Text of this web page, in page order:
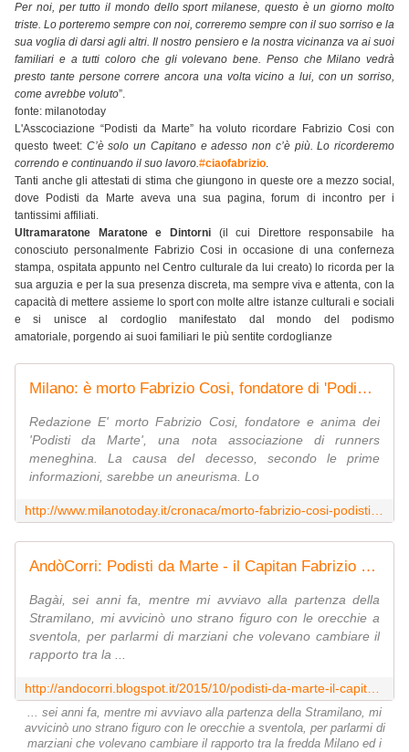
Per noi, per tutto il mondo dello sport milanese, questo è un giorno molto
triste. Lo porteremo sempre con noi, correremo sempre con il suo sorriso e la
sua voglia di darsi agli altri. Il nostro pensiero e la nostra vicinanza va ai suoi
familiari e a tutti coloro che gli volevano bene. Penso che Milano vedrà
presto tante persone correre ancora una volta vicino a lui, con un sorriso,
come avrebbe voluto”.
fonte: milanotoday
L'Asscociazione “Podisti da Marte” ha voluto ricordare Fabrizio Cosi con
questo tweet: C’è solo un Capitano e adesso non c’è più. Lo ricorderemo
correndo e continuando il suo lavoro.#ciaofabrizio.
Tanti anche gli attestati di stima che giungono in queste ore a mezzo social,
dove Podisti da Marte aveva una sua pagina, forum di incontro per i
tantissimi affiliati.
Ultramaratone Maratone e Dintorni (il cui Direttore responsabile ha
conosciuto personalmente Fabrizio Cosi in occasione di una conferneza
stampa, ospitata appunto nel Centro culturale da lui creato) lo ricorda per la
sua arguzia e per la sua presenza discreta, ma sempre viva e attenta, con la
capacità di mettere assieme lo sport con molte altre istanze culturali e sociali
e si unisce al cordoglio manifestato dal mondo del podismo
amatoriale, porgendo ai suoi familiari le più sentite cordoglianze
Milano: è morto Fabrizio Cosi, fondatore di 'Podisti da Marte'
Redazione E' morto Fabrizio Cosi, fondatore e anima dei
'Podisti da Marte', una nota associazione di runners
meneghina. La causa del decesso, secondo le prime
informazioni, sarebbe un aneurisma. Lo
AndòCorri: Podisti da Marte - il Capitan Fabrizio ci ha lasciati
Bagài, sei anni fa, mentre mi avviavo alla partenza della
Stramilano, mi avvicinò uno strano figuro con le orecchie a
sventola, per parlarmi di marziani che volevano cambiare il
rapporto tra la ...
... sei anni fa, mentre mi avviavo alla partenza della Stramilano, mi
avvicinò uno strano figuro con le orecchie a sventola, per parlarmi di
marziani che volevano cambiare il rapporto tra la fredda Milano ed i